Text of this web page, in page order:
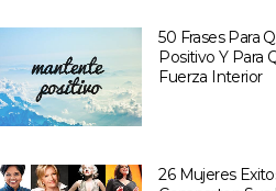
50 Frases Para
Positivo Y Para
Fuerza Interior
26 Mujeres